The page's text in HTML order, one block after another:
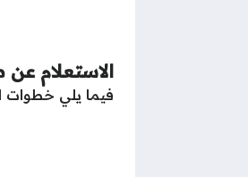
الاستعلام
فيما يلي خطوات